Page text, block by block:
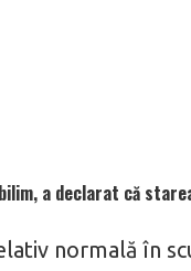
a declarat că
normală în